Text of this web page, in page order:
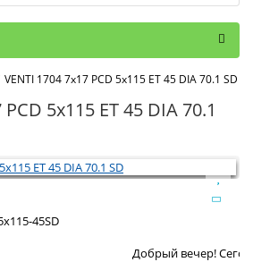
VENTI 1704 7x17 PCD 5x115 ET 45 DIA 70.1 SD
5x115 ET 45 DIA 70.1
45SD
Добрый вечер! СегодняСуббота